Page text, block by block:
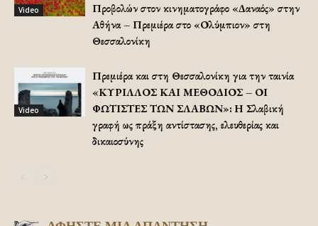
Video
Προβολών στον κινηματογράφο «Δαναός» στην
Αθήνα – Πρεμιέρα στο «Ολύμπιον» στη
Θεσσαλονίκη
Video
Πρεμιέρα και στη Θεσσαλονίκη για την ταινία
«ΚΥΡΙΛΛΟΣ ΚΑΙ ΜΕΘΟΔΙΟΣ – ΟΙ
ΦΩΤΙΣΤΕΣ ΤΩΝ ΣΛΑΒΩΝ»: Η Σλαβική
γραφή ως πράξη αντίστασης, ελευθερίας και
δικαιοσύνης